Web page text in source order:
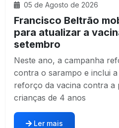
05 de Agosto de 2026
Francisco Beltrão
para atualizar a
setembro
Neste ano, a campanha
contra o sarampo e inclui a
reforço da vacina contra a
crianças de 4 anos
Ler mais